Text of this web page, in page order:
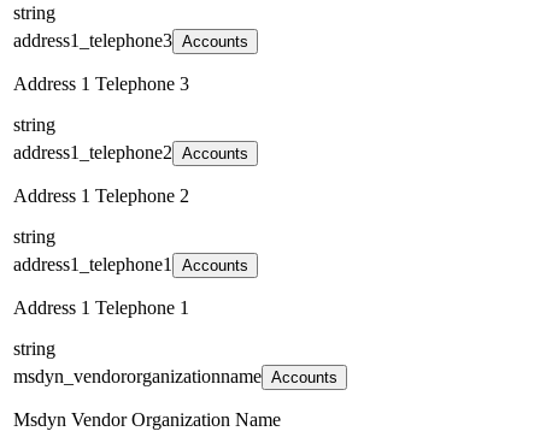
string
address1_telephone3 Accounts
Address 1 Telephone 3
string
address1_telephone2 Accounts
Address 1 Telephone 2
string
address1_telephone1
Accounts
Address 1 Telephone 1
string
msdyn_vendororganizationname Accounts
Msdyn Vendor Organization Name